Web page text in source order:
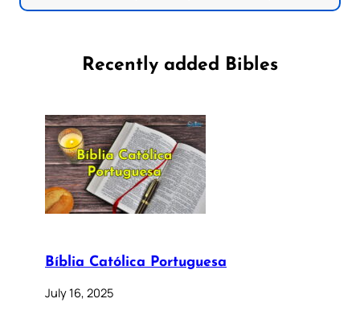
Recently added Bibles
Bíblia Católica Portuguesa
July 16, 2025